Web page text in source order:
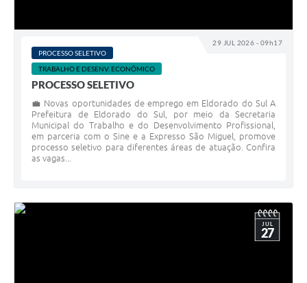
29 JUL 2026 - 09h17
PROCESSO SELETIVO
TRABALHO E DESENV. ECONÔMICO
PROCESSO SELETIVO
💼 Novas oportunidades de emprego em Eldorado do Sul A
Prefeitura de Eldorado do Sul, por meio da Secretaria
Municipal do Trabalho e do Desenvolvimento Profissional,
em parceria com o Sine e a Expresso São Miguel, promove
processo seletivo para diferentes áreas de atuação. Confira
as vagas...
JUL
27